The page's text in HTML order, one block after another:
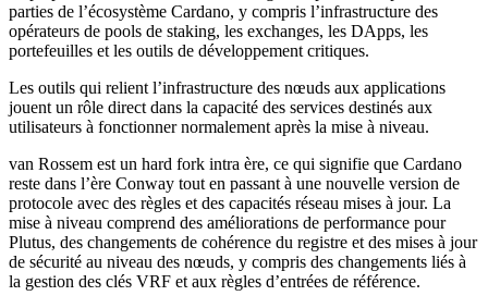
parties de l’écosystème Cardano, y compris l’infrastructure des
opérateurs de pools de staking, les exchanges, les DApps, les
portefeuilles et les outils de développement critiques.
Les outils qui relient l’infrastructure des nœuds aux applications
jouent un rôle direct dans la capacité des services destinés aux
utilisateurs à fonctionner normalement après la mise à niveau.
van Rossem est un hard fork intra ère, ce qui signifie que Cardano
reste dans l’ère Conway tout en passant à une nouvelle version de
protocole avec des règles et des capacités réseau mises à jour. La
mise à niveau comprend des améliorations de performance pour
Plutus, des changements de cohérence du registre et des mises à jour
de sécurité au niveau des nœuds, y compris des changements liés à
la gestion des clés VRF et aux règles d’entrées de référence.